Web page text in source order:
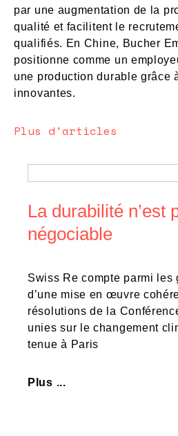
par une augmentation de la
qualité et facilitent le
qualifiés. En Chine, Bucher
positionne comme un
une production durable grâce
innovantes.
Plus d'articles
La durabilité n’est
négociable
Swiss Re compte parmi les
d’une mise en œuvre
résolutions de la
unies sur le changement
tenue à Paris
Plus ...